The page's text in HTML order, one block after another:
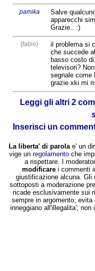
pamika
Salve
apparecchi
Grazie.. :)
{fabio}
il problema si
che succede
basso costo
televisori?
segnale come
grazie xki mi
Leggi gli altri 2
Inserisci un
La liberta' di parolae' un
vige un regolamentoche
a rispettare. I
modificare i commenti
giustificazione alcuna. Gli
sottoposti a moderazione
ricade esclusivamente sui
sempre in argomento;
inneggiano all'illegalita';